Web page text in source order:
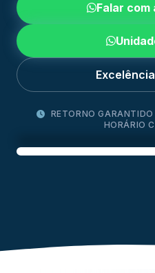
Falar com
RETORNO
HORÁRIO